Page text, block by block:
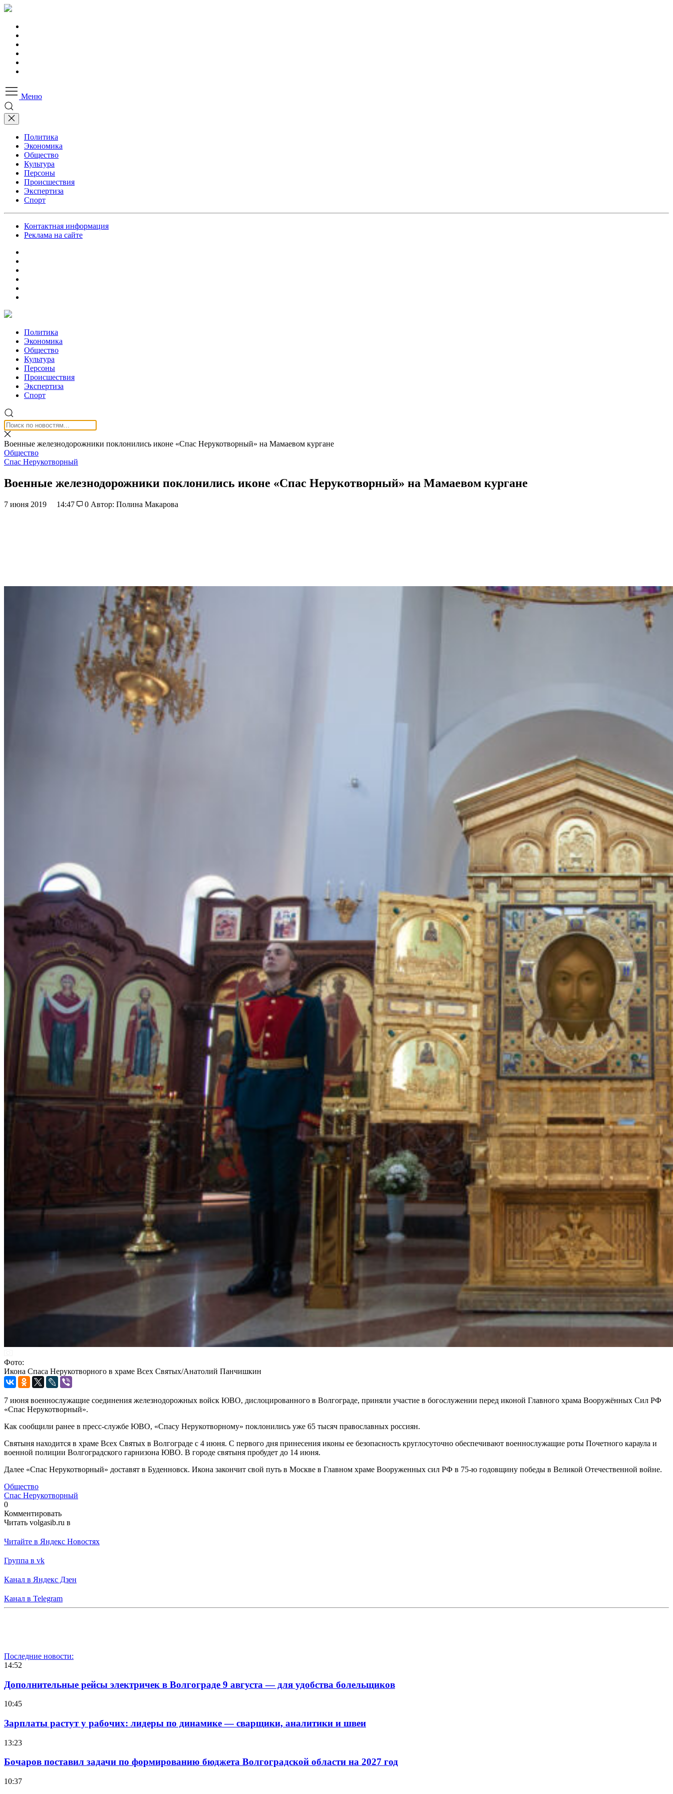
Меню
Политика
Экономика
Общество
Культура
Персоны
Происшествия
Экспертиза
Спорт
Контактная информация
Реклама на сайте
Политика
Экономика
Общество
Культура
Персоны
Происшествия
Экспертиза
Спорт
Военные железнодорожники поклонились иконе «Спас Нерукотворный» на Мамаевом кургане
Общество
Спас Нерукотворный
Военные железнодорожники поклонились иконе «Спас Нерукотворный» на Мамаевом кургане
7 июня 2019 14:47 0 Автор: Полина Макарова
Фото:
Икона Спаса Нерукотворного в храме Всех Святых/Анатолий Панчишкин
7 июня военнослужащие соединения железнодорожных войск ЮВО, дислоцированного в Волгограде, приняли участие в богослужении перед иконой Главного храма Вооружённых Сил РФ
«Спас Нерукотворный».
Как сообщили ранее в пресс-службе ЮВО, «Спасу Нерукотворному» поклонились уже 65 тысяч православных россиян.
Святыня находится в храме Всех Святых в Волгограде с 4 июня. С первого дня принесения иконы ее безопасность круглосуточно обеспечивают военнослужащие роты Почетного караула и
военной полиции Волгоградского гарнизона ЮВО. В городе святыня пробудет до 14 июня.
Далее «Спас Нерукотворный» доставят в Буденновск. Икона закончит свой путь в Москве в Главном храме Вооруженных сил РФ в 75-ю годовщину победы в Великой Отечественной войне.
Общество
Спас Нерукотворный
0
Комментировать
Читать volgasib.ru в
Читайте в Яндекс Новостях
Группа в vk
Канал в Яндекс Дзен
Канал в Telegram
Последние новости:
14:52
Дополнительные рейсы электричек в Волгограде 9 августа — для удобства болельщиков
10:45
Зарплаты растут у рабочих: лидеры по динамике — сварщики, аналитики и швеи
13:23
Бочаров поставил задачи по формированию бюджета Волгоградской области на 2027 год
10:37